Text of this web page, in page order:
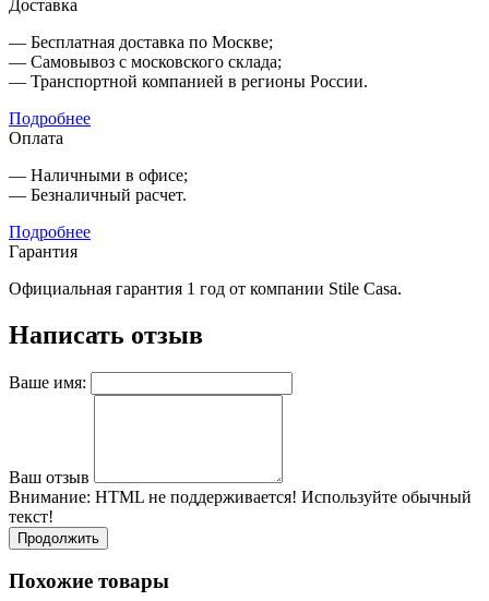
Доставка
— Бесплатная доставка по Москве;
— Самовывоз с московского склада;
— Транспортной компанией в регионы России.
Подробнее
Оплата
— Наличными в офисе;
— Безналичный расчет.
Подробнее
Гарантия
Официальная гарантия 1 год от компании Stile Casa.
Написать отзыв
Ваше имя:
Ваш отзыв
Внимание: HTML не поддерживается! Используйте обычный
текст!
Продолжить
Похожие товары